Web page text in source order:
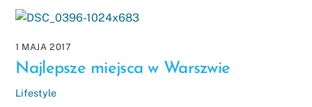
1 MAJA 2017
Najlepsze miejsca w Warszwie
Lifestyle